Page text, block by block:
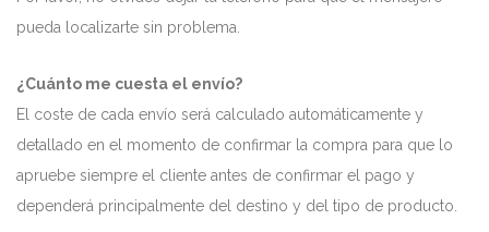
pueda localizarte sin problema.
¿Cuánto me cuesta el envío?
El coste de cada envío será calculado automáticamente y
detallado en el momento de confirmar la compra para que lo
apruebe siempre el cliente antes de confirmar el pago y
dependerá principalmente del destino y del tipo de producto.